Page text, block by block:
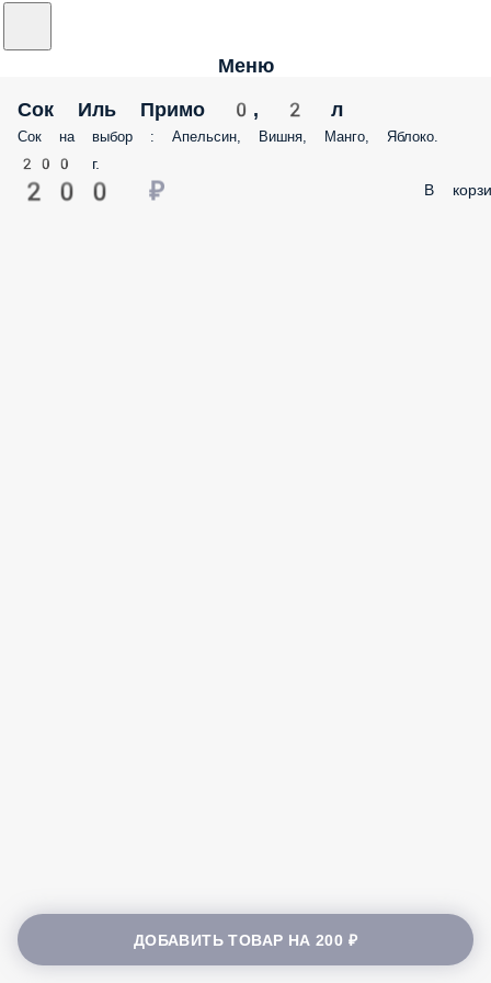
Меню
Сок Иль Примо 0, 2 л
Сок на выбор : Апельсин, Вишня, Манго, Яблоко.
200 г.
200 ₽ В
ДОБАВИТЬ ТОВАР НА200 ₽